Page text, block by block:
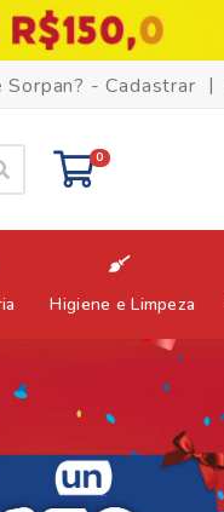
- Cadastrar |
0
Higiene e Limpeza